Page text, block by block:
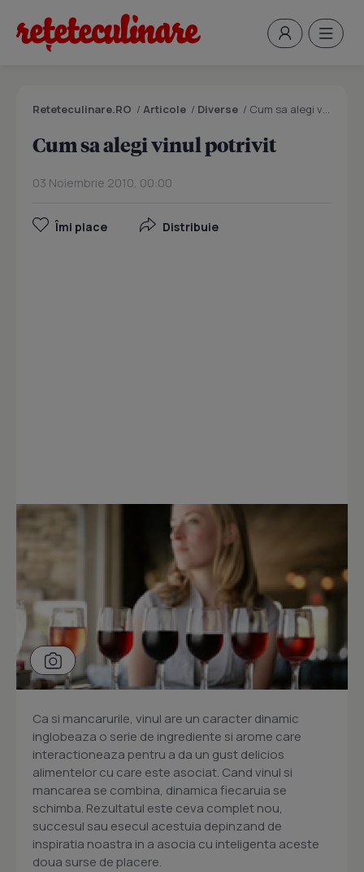
Reteteculinare.RO / Articole / Diverse / Cum sa alegi vinul potrivit
Cum sa alegi vinul potrivit
03 Noiembrie 2010, 00:00
Îmi place Distribuie
Ca si mancarurile, vinul are un caracter dinamic 
inglobeaza o serie de ingrediente si arome care
interactioneaza pentru a da un gust delicios
alimentelor cu care este asociat. Cand vinul si
mancarea se combina, dinamica fiecaruia se
schimba. Rezultatul este ceva complet nou,
succesul sau esecul acestuia depinzand de
inspiratia noastra in a asocia cu inteligenta aceste
doua surse de placere.